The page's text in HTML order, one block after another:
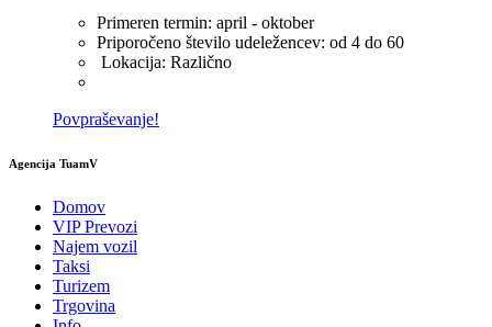
Primeren termin: april - oktober
Priporočeno število udeležencev: od 4 do 60
Lokacija: Različno
Povpraševanje!
Agencija TuamV
Domov
VIP Prevozi
Najem vozil
Taksi
Turizem
Trgovina